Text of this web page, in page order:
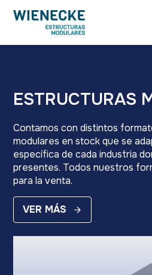
ESTRUCTURAS
Contamos con distintos
modulares en stock que se
específica de cada industria
presentes. Todos nuestros
para la venta.
VER MÁS